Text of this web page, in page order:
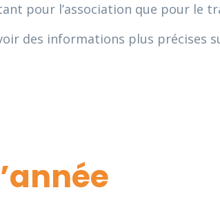
pour l’association que pour le
des informations plus précises